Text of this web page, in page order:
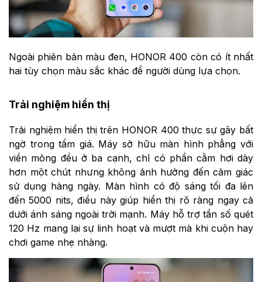
Ngoài phiên bản màu đen, HONOR 400 còn có ít nhất
hai tùy chọn màu sắc khác để người dùng lựa chọn.
Trải nghiệm hiển thị
Trải nghiệm hiển thị trên HONOR 400 thực sự gây bất
ngờ trong tầm giá. Máy sở hữu màn hình phẳng với
viền mỏng đều ở ba cạnh, chỉ có phần cằm hơi dày
hơn một chút nhưng không ảnh hưởng đến cảm giác
sử dụng hàng ngày. Màn hình có độ sáng tối đa lên
đến 5000 nits, điều này giúp hiển thị rõ ràng ngay cả
dưới ánh sáng ngoài trời mạnh. Máy hỗ trợ tần số quét
120 Hz mang lại sự linh hoạt và mượt mà khi cuộn hay
chơi game nhẹ nhàng.